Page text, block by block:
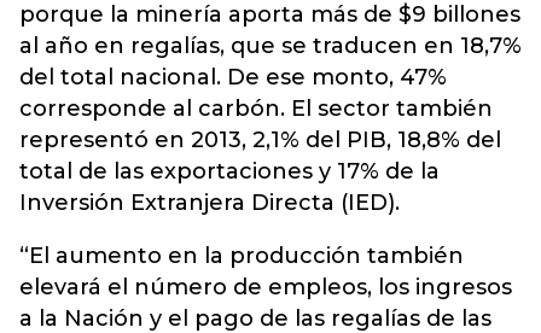
porque la minería aporta más de $9 billones
al año en regalías, que se traducen en 18,7%
del total nacional. De ese monto, 47%
corresponde al carbón. El sector también
representó en 2013, 2,1% del PIB, 18,8% del
total de las exportaciones y 17% de la
Inversión Extranjera Directa (IED).
“El aumento en la producción también
elevará el número de empleos, los ingresos
a la Nación y el pago de las regalías de las